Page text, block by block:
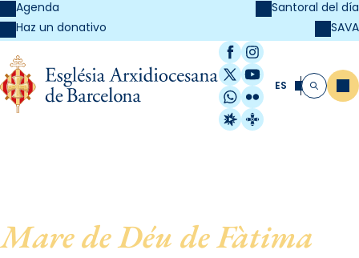
Agenda
Haz un donativo
Santoral del día
SAVA
Facebook
Instagram
X / Twitter
YouTube
WhatsApp
Flickr
Radio Estel
Catalunya
ES Buscar
Mare de Déu de Fàtima